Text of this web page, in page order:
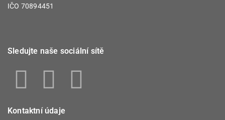
IČO 70894451
Sledujte naše sociální sítě
Kontaktní údaje